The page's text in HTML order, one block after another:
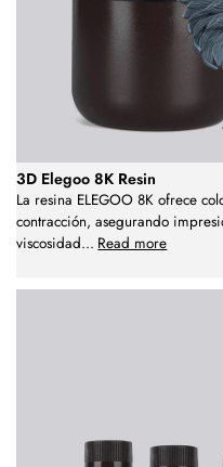
3D Elegoo 8K Resin
La resina ELEGOO 8K ofrece
contracción, asegurando
viscosidad... Read more